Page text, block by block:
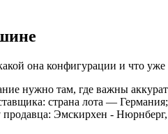
она конфигурации и что
нужно там, где важны
страна лота —
продавца: Эмскирхен -